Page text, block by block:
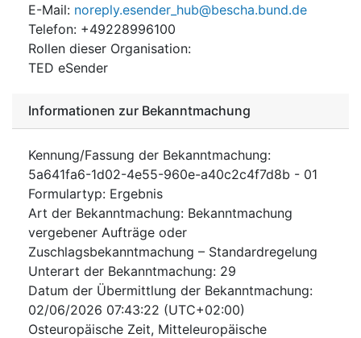
E-Mail: noreply.esender_hub@bescha.bund.de
Telefon: +49228996100
Rollen dieser Organisation:
TED eSender
Informationen zur Bekanntmachung
Kennung/Fassung der Bekanntmachung:
5a641fa6-1d02-4e55-960e-a40c2c4f7d8b - 01
Formulartyp: Ergebnis
Art der Bekanntmachung: Bekanntmachung
vergebener Aufträge oder
Zuschlagsbekanntmachung – Standardregelung
Unterart der Bekanntmachung: 29
Datum der Übermittlung der Bekanntmachung:
02/06/2026 07:43:22 (UTC+02:00)
Osteuropäische Zeit, Mitteleuropäische